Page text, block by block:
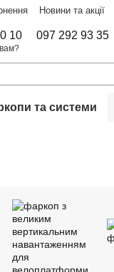
Новини та акції
10 097 292 93 35
та системи